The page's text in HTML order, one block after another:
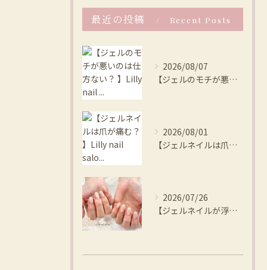
最近の投稿 Recent Posts
2026/08/07
【ジェルのモチが悪いのは仕方ない？ 】Lilly nail ...
2026/08/01
【ジェルネイルは爪が痛む？ 】Lilly nail salo...
2026/07/26
【ジェルネイルが浮く、本当の原因は？ 】Lilly nail...